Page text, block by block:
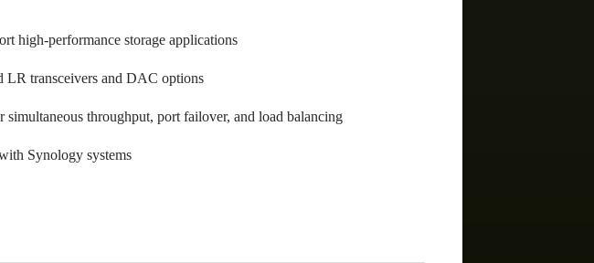
high-performance storage applications
LR transceivers and DAC options
throughput, port failover, and load balancing
Synology systems